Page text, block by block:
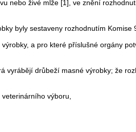
nebo živé mlže [1], ve znění
byly sestaveny rozhodnutím Komise
a pro které příslušné orgány
drůbeží masné výrobky; že
výboru,